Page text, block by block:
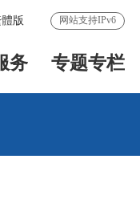
版 网站支持IPv6
务 专题专栏